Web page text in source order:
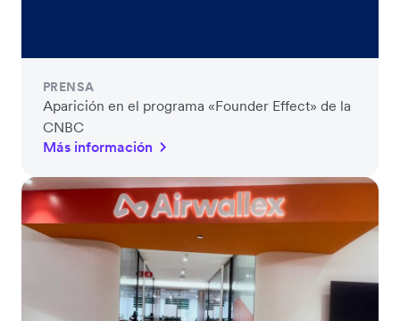
PRENSA
Aparición en el programa «Founder Effect» de la
CNBC
Más información